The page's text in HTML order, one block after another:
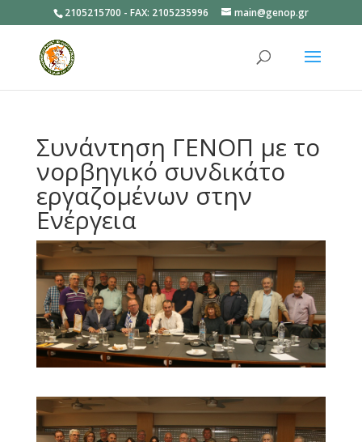
2105215700 - FAX: 2105235996 main@genop.gr
Συνάντηση ΓΕΝΟΠ με το
νορβηγικό συνδικάτο
εργαζομένων στην
Ενέργεια